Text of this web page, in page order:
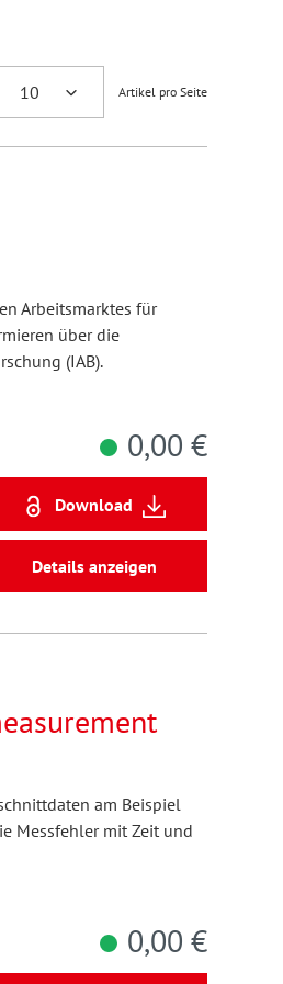
Artikel pro Seite
Arbeitsmarktes für
über die
(IAB).
0,00 €
Download
Details anzeigen
am Beispiel
Messfehler mit Zeit und
0,00 €